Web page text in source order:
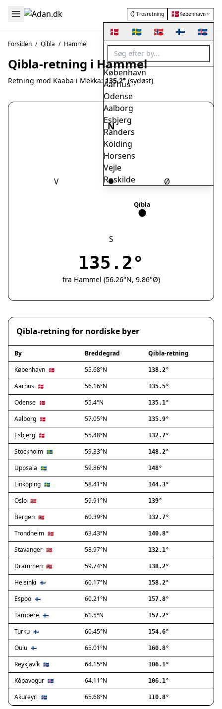
Trosretning 🇩🇰København
🇩🇰 🇸🇪 🇳🇴 🇫🇮 🇮🇸
København
Aarhus
Odense
Aalborg
Esbjerg
Randers
Kolding
Horsens
Vejle
Roskilde
Helsingør
Hørsholm
Næstved
Viborg
Køge
Holstebro
Taastrup
Sønderborg
Holbæk
Svendborg
Hjørring
Frederikshavn
Nørresundby
Haderslev
Albertslund
Allerød
Ballerup
Birkerød
Brøndby
Charlottenlund
Dragør
Farum
Fredensborg
Frederiksberg
Frederikssund
Frederiksværk
Gentofte
Gladsaxe
Glostrup
Greve
Hedehusene
Herlev
Hvidovre
Høje-Taastrup
Ishøj
Jyllinge
Lillerød
Lyngby
Forsiden / Qibla / Hammel
Qibla-retning i Hammel
Retning mod Kaaba i Mekka: 135.2°(sydøst)
N
Ø
S
V
Qibla
135.2°
fra Hammel (56.26°N, 9.86°Ø)
Qibla-retning for nordiske byer
By Breddegrad
Qibla-retning
København 🇩🇰 55.68°N 138.2°
Aarhus 🇩🇰 56.16°N 135.5°
Odense 🇩🇰 55.4°N 135.1°
Aalborg 🇩🇰 57.05°N 135.9°
Esbjerg 🇩🇰 55.48°N 132.7°
Stockholm 🇸🇪 59.33°N 148.2°
Uppsala 🇸🇪 59.86°N 148°
Linköping 🇸🇪 58.41°N 144.3°
Oslo 🇳🇴 59.91°N 139°
Bergen 🇳🇴 60.39°N 132.7°
Trondheim 🇳🇴 63.43°N 140.8°
Stavanger 🇳🇴 58.97°N 132.1°
Drammen 🇳🇴 59.74°N 138.2°
Helsinki 🇫🇮 60.17°N 158.2°
Espoo 🇫🇮 60.21°N 157.8°
Tampere 🇫🇮 61.5°N 157.2°
Turku 🇫🇮 60.45°N 154.6°
Oulu 🇫🇮 65.01°N 160.8°
Reykjavík 🇮🇸 64.15°N 106.1°
Kópavogur 🇮🇸 64.11°N 106.1°
Akureyri 🇮🇸 65.68°N 110.8°